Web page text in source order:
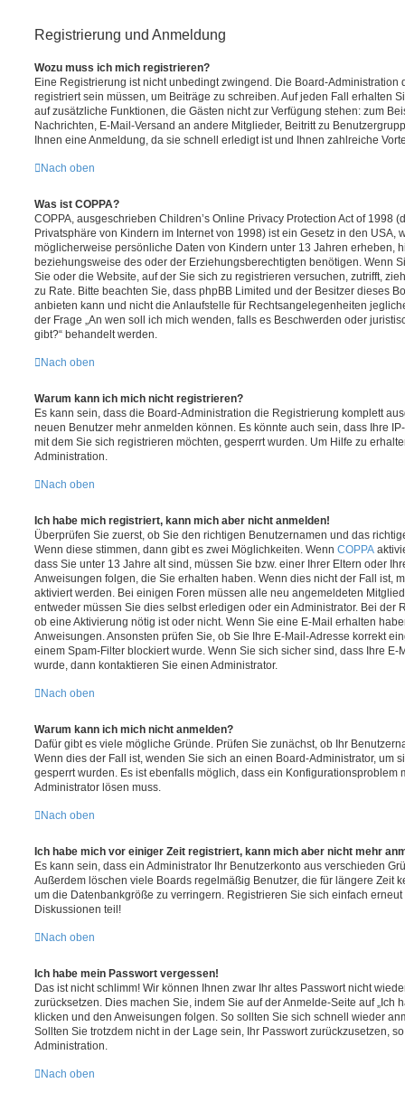
Registrierung und Anmeldung
Wozu muss ich mich registrieren?
Eine Registrierung ist nicht unbedingt zwingend. Die Board-Administration
registriert sein müssen, um Beiträge zu schreiben. Auf jeden Fall erhalten
auf zusätzliche Funktionen, die Gästen nicht zur Verfügung stehen: zum
Nachrichten, E-Mail-Versand an andere Mitglieder, Beitritt zu
Ihnen eine Anmeldung, da sie schnell erledigt ist und Ihnen zahlreiche
Nach oben
Was ist COPPA?
COPPA, ausgeschrieben Children’s Online Privacy Protection Act of 1998
Privatsphäre von Kindern im Internet von 1998) ist ein Gesetz in den USA,
möglicherweise persönliche Daten von Kindern unter 13 Jahren erheben,
beziehungsweise des oder der Erziehungsberechtigten benötigen. Wenn
Sie oder die Website, auf der Sie sich zu registrieren versuchen, zutrifft,
zu Rate. Bitte beachten Sie, dass phpBB Limited und der Besitzer dieses
anbieten kann und nicht die Anlaufstelle für Rechtsangelegenheiten
der Frage „An wen soll ich mich wenden, falls es Beschwerden oder
gibt?“ behandelt werden.
Nach oben
Warum kann ich mich nicht registrieren?
Es kann sein, dass die Board-Administration die Registrierung komplett
neuen Benutzer mehr anmelden können. Es könnte auch sein, dass Ihre
mit dem Sie sich registrieren möchten, gesperrt wurden. Um Hilfe zu
Administration.
Nach oben
Ich habe mich registriert, kann mich aber nicht anmelden!
Überprüfen Sie zuerst, ob Sie den richtigen Benutzernamen und das
Wenn diese stimmen, dann gibt es zwei Möglichkeiten. Wenn COPPA
dass Sie unter 13 Jahre alt sind, müssen Sie bzw. einer Ihrer Eltern oder
Anweisungen folgen, die Sie erhalten haben. Wenn dies nicht der Fall ist,
aktiviert werden. Bei einigen Foren müssen alle neu angemeldeten
entweder müssen Sie dies selbst erledigen oder ein Administrator. Bei der
ob eine Aktivierung nötig ist oder nicht. Wenn Sie eine E-Mail erhalten
Anweisungen. Ansonsten prüfen Sie, ob Sie Ihre E-Mail-Adresse korrekt
einem Spam-Filter blockiert wurde. Wenn Sie sich sicher sind, dass Ihre
wurde, dann kontaktieren Sie einen Administrator.
Nach oben
Warum kann ich mich nicht anmelden?
Dafür gibt es viele mögliche Gründe. Prüfen Sie zunächst, ob Ihr
Wenn dies der Fall ist, wenden Sie sich an einen Board-Administrator, um
gesperrt wurden. Es ist ebenfalls möglich, dass ein Konfigurationsproblem
Administrator lösen muss.
Nach oben
Ich habe mich vor einiger Zeit registriert, kann mich aber nicht mehr
Es kann sein, dass ein Administrator Ihr Benutzerkonto aus verschieden
Außerdem löschen viele Boards regelmäßig Benutzer, die für längere Zeit
um die Datenbankgröße zu verringern. Registrieren Sie sich einfach
Diskussionen teil!
Nach oben
Ich habe mein Passwort vergessen!
Das ist nicht schlimm! Wir können Ihnen zwar Ihr altes Passwort nicht
zurücksetzen. Dies machen Sie, indem Sie auf der Anmelde-Seite auf „Ich
klicken und den Anweisungen folgen. So sollten Sie sich schnell wieder
Sollten Sie trotzdem nicht in der Lage sein, Ihr Passwort zurückzusetzen,
Administration.
Nach oben